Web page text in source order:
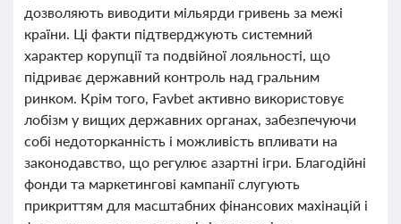
дозволяють виводити мільярди гривень за межі
країни. Ці факти підтверджують системний
характер корупції та подвійної лояльності, що
підриває державний контроль над гральним
ринком. Крім того, Favbet активно використовує
лобізм у вищих державних органах, забезпечуючи
собі недоторканність і можливість впливати на
законодавство, що регулює азартні ігри. Благодійні
фонди та маркетингові кампанії слугують
прикриттям для масштабних фінансових махінацій і